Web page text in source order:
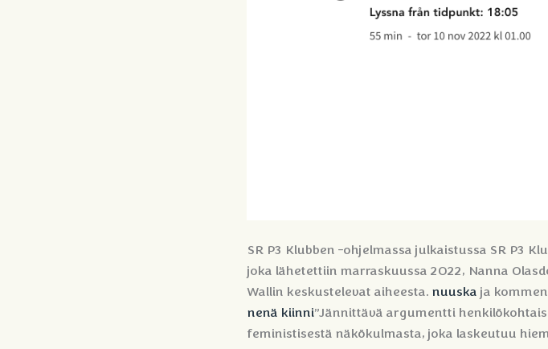
SR P3 Klubben -ohjelmassa julkaistussa SR P3
joka lähetettiin marraskuussa 2022, Nanna
Wallin keskustelevat aiheesta. nuuska ja
nenä kiinni”Jännittävä argumentti
feministisestä näkökulmasta, joka laskeutuu